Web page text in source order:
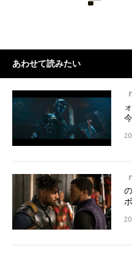
あわせて読みたい